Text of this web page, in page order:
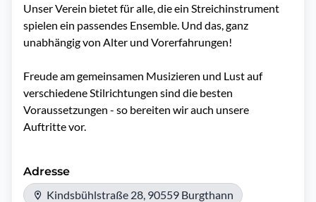
Unser Verein bietet für alle, die ein Streichinstrument
spielen ein passendes Ensemble. Und das, ganz
unabhängig von Alter und Vorerfahrungen!
Freude am gemeinsamen Musizieren und Lust auf
verschiedene Stilrichtungen sind die besten
Voraussetzungen - so bereiten wir auch unsere
Auftritte vor.
Adresse
Kindsbühlstraße 28, 90559 Burgthann